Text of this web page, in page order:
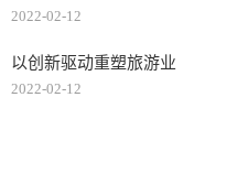
2022-02-12
以创新驱动重塑旅游业
2022-02-12